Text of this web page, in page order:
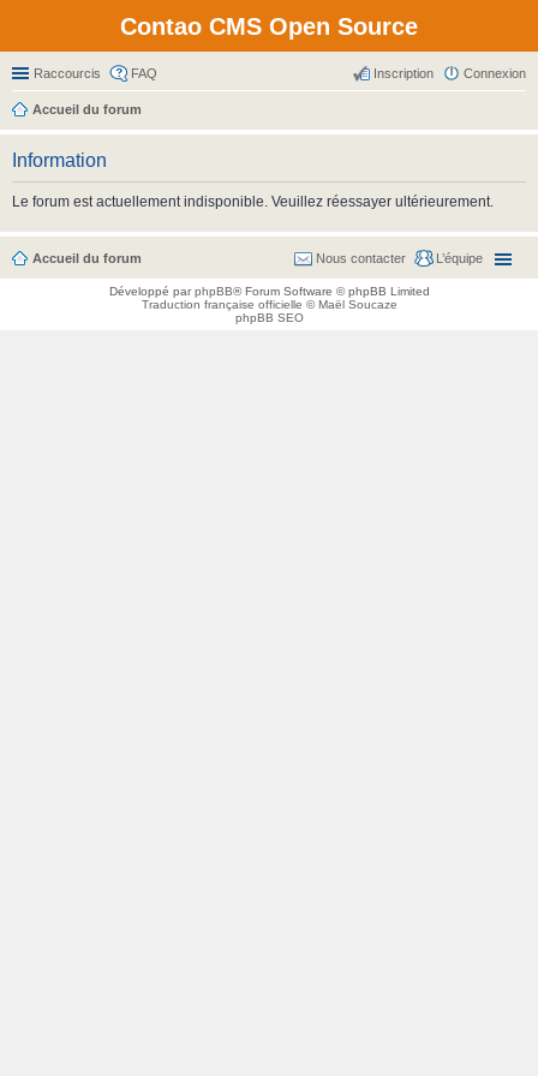
Contao CMS Open Source
Raccourcis FAQ Connexion
Inscription
Accueil du forum
Information
Le forum est actuellement indisponible. Veuillez réessayer ultérieurement.
Accueil du forum L’équipe
Nous contacter
Développé parphpBB® Forum Software © phpBB Limited
Traduction française officielle ©Maël Soucaze
phpBB SEO